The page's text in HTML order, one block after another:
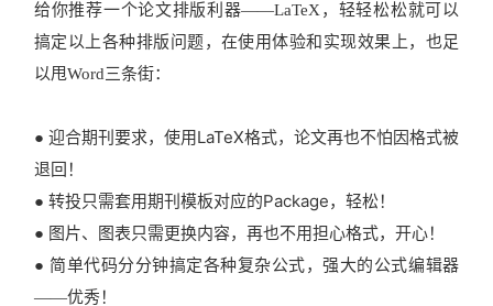
给你推荐一个论文排版利器——LaTeX，轻轻松松就可以
搞定以上各种排版问题，在使用体验和实现效果上，也足
以甩Word三条街：
● 迎合期刊要求，使用LaTeX格式，论文再也不怕 因格式被
退回！
● 转投只需套用期刊模板对应的Package，轻松！
● 图片、图表只需更换内容，再也不用担心格式，开心！
● 简单代码分分钟搞定各种复杂公式，强大的公式编辑器
——优秀！